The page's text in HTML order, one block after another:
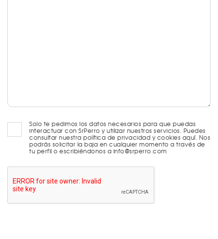
Solo te pedimos los datos necesarios para que puedas
interactuar con SrPerro y utilizar nuestros servicios. Puedes
consultar nuestra política de privacidad y cookies aquí. Nos
podrás solicitar la baja en cualquier momento a través de
tu perfil o escribiéndonos a info@srperro.com